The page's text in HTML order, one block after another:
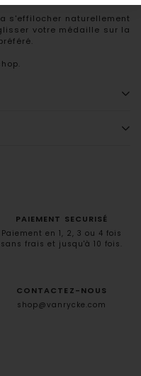
s'effilocher naturellement
votre médaille sur la
PAIEMENT SECURISÉ
Paiement en 1, 2, 3 ou 4 fois
sans frais et jusqu'à 10 fois.
CONTACTEZ-NOUS
shop@vanrycke.com